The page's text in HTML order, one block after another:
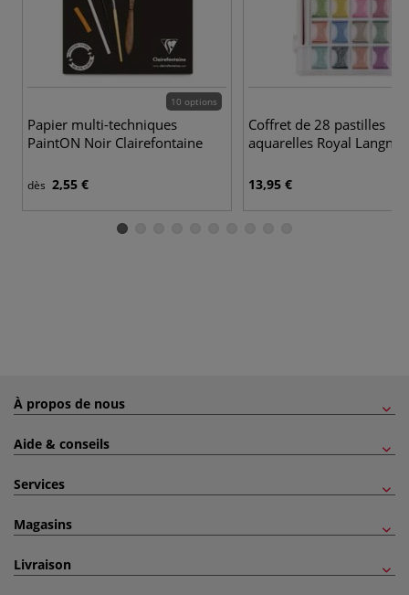
10 options
Papier multi-techniques
PaintON Noir Clairefontaine
dès 2,55 €
Coffret de 28 pastilles
aquarelles Royal
13,95 €
À propos de nous
Aide & conseils
Services
Magasins
Livraison